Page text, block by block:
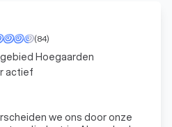
(84)
we ons door onze
Hoegaarden
actief